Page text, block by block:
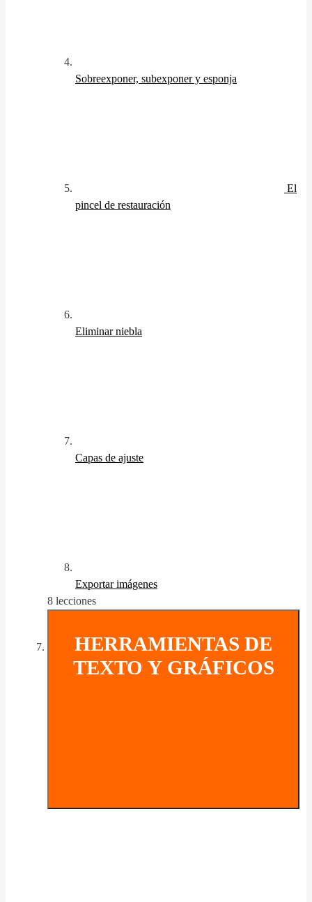
Sobreexponer, subexponer y esponja
El
pincel de restauración
Eliminar niebla
Capas de ajuste
Exportar imágenes
8 lecciones
HERRAMIENTAS DE
TEXTO Y GRÁFICOS